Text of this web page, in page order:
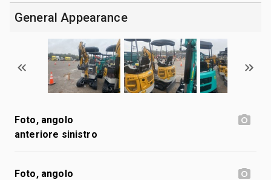
General Appearance
Foto, angolo
anteriore sinistro
Foto, angolo